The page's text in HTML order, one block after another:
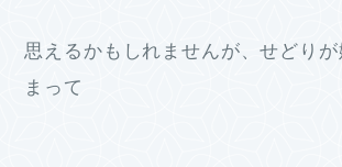
思えるかもしれませんが、せどり
まって